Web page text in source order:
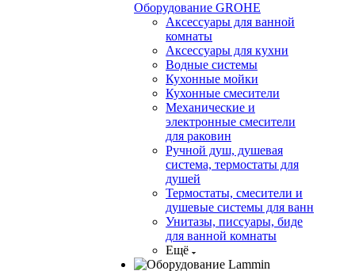
Оборудование GROHE
Аксессуары для ванной
комнаты
Аксессуары для кухни
Водные системы
Кухонные мойки
Кухонные смесители
Механические и
электронные смесители
для раковин
Ручной душ, душевая
система, термостаты для
душей
Термостаты, смесители и
душевые системы для ванн
Унитазы, писсуары, биде
для ванной комнаты
Ещё